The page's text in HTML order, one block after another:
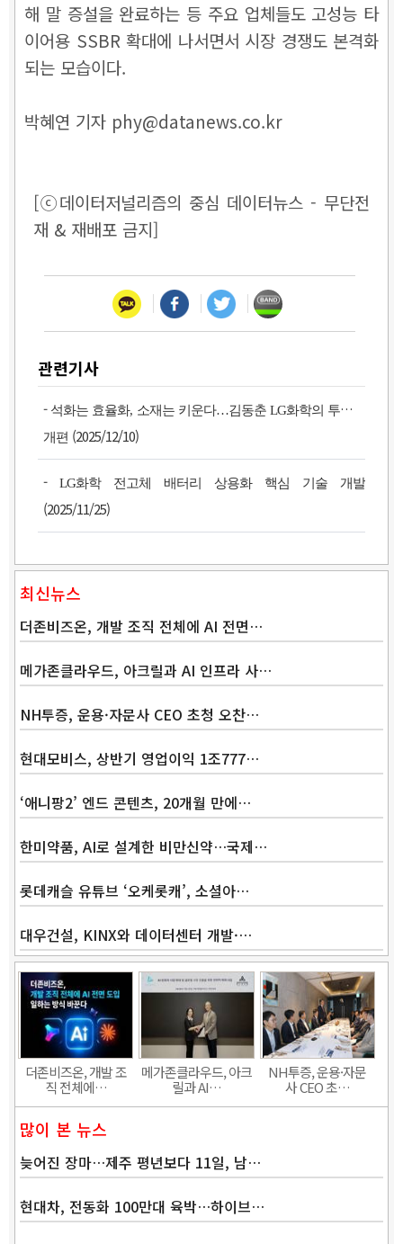
해 말 증설을 완료하는 등 주요 업체들도 고성능 타
이어용 SSBR 확대에 나서면서 시장 경쟁도 본격화
되는 모습이다.
박혜연 기자 phy@datanews.co.kr
[ⓒ데이터저널리즘의 중심 데이터뉴스 - 무단전
재 & 재배포 금지]
관련기사
- 석화는 효율화, 소재는 키운다…김동춘 LG화학의 투트랙
개편 (2025/12/10)
- LG화학 전고체 배터리 상용화 핵심 기술 개발
(2025/11/25)
최신뉴스
더존비즈온, 개발 조직 전체에 AI 전면…
메가존클라우드, 아크릴과 AI 인프라 사…
NH투증, 운용·자문사 CEO 초청 오찬…
현대모비스, 상반기 영업이익 1조777…
‘애니팡2’ 엔드 콘텐츠, 20개월 만에…
한미약품, AI로 설계한 비만신약…국제…
롯데캐슬 유튜브 ‘오케롯캐’, 소셜아…
대우건설, KINX와 데이터센터 개발·…
더존비즈온, 개발 조
직 전체에…
메가존클라우드, 아크
릴과 AI…
NH투증, 운용·자문
사 CEO 초…
많이 본 뉴스
늦어진 장마…제주 평년보다 11일, 남…
현대차, 전동화 100만대 육박…하이브…